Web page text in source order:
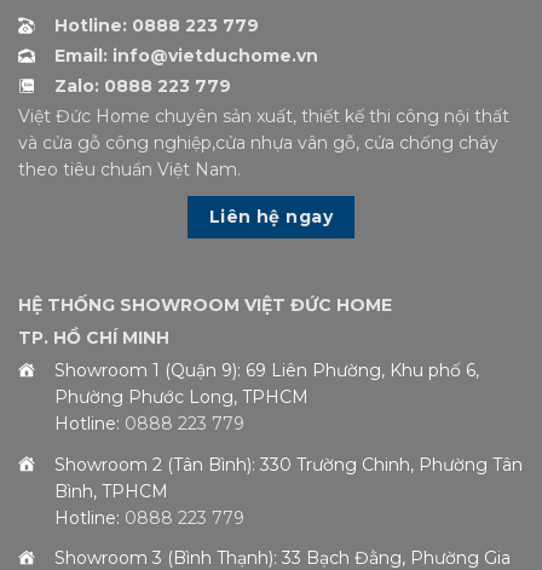
Hotline: 0888 223 779
Email: info@vietduchome.vn
Zalo: 0888 223 779
Việt Đức Home chuyên sản xuất, thiết kế thi công nội thất
và cửa gỗ công nghiệp,cửa nhựa vân gỗ, cửa chống cháy
theo tiêu chuẩn Việt Nam.
Liên hệ ngay
HỆ THỐNG SHOWROOM VIỆT ĐỨC HOME
TP. HỒ CHÍ MINH
Showroom 1 (Quận 9): 69 Liên Phường, Khu phố 6,
Phường Phước Long, TPHCM
Hotline: 0888 223 779
Showroom 2 (Tân Bình): 330 Trường Chinh, Phường Tân
Bình, TPHCM
Hotline: 0888 223 779
Showroom 3 (Bình Thạnh): 33 Bạch Đằng, Phường Gia